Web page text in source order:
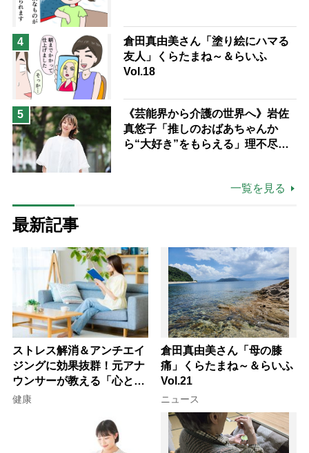
4
倉田真由美さん「塗り絵にハマる
友人」くらたまね～＆らいふ
Vol.18
5
《芸能界から介護の世界へ》岩佐
真悠子「推しのおばあちゃんか
ら“大好き”をもらえる」理不尽さ
一覧を見る
最新記事
ストレス解消＆アンチエイ
ジングに効果抜群！元アナ
ウンサーが教える「心と体
を元気にする音読の習慣」
健康
倉田真由美さん「母の膝
痛」くらたまね～＆らいふ
Vol.21
ニュース